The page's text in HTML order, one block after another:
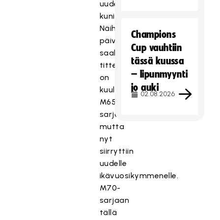
uudessa
kuninkuusikäluokassa.
Näihin
päiviin
saakka
titteli
on
kuulunut
M65-
sarjalle,
mutta
nyt
siirryttiin
uudelle
ikävuosikymmenelle.
M70-
sarjaan
tällä
Champions
Cup vauhtiin
tässä kuussa
– lipunmyynti
jo auki
02.08.2026